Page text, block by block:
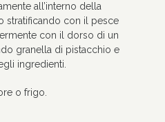
all’interno della
stratificando con il pesce
con il dorso di un
granella di pistacchio e
ingredienti.
o frigo.